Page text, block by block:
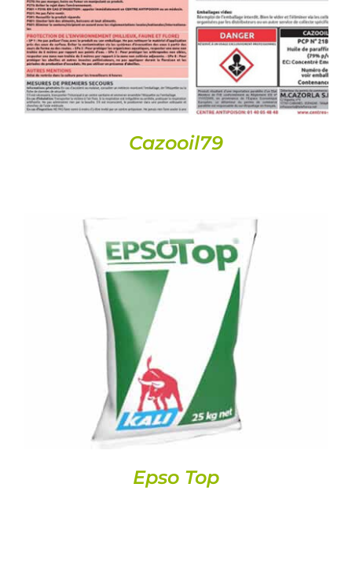
Cazooil79
Epso Top